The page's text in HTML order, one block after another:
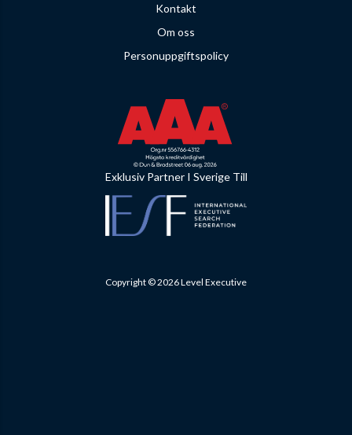
Kontakt
Om oss
Personuppgiftspolicy
Exklusiv Partner I Sverige Till
Copyright © 2026 Level Executive